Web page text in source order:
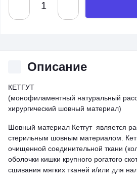
Описание
КЕТГУТ
(монофиламентный натуральный
хирургический шовный материал)
Шовный материал Кетгут является
стерильным шовным материалом.
очищенной соединительной ткани
оболочки кишки крупного рогатого
сшивания мягких тканей и/или для